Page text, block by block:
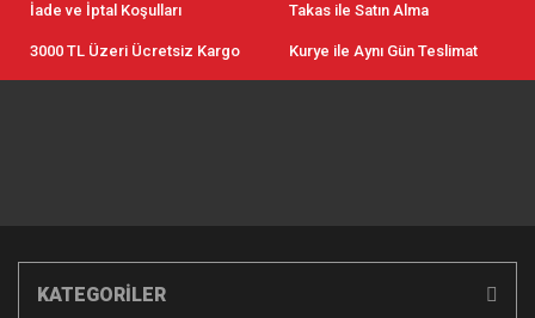
İade ve İptal Koşulları Takas ile Satın Alma
3000 TL Üzeri Ücretsiz Kargo Kurye ile Aynı Gün Teslimat
KATEGORİLER